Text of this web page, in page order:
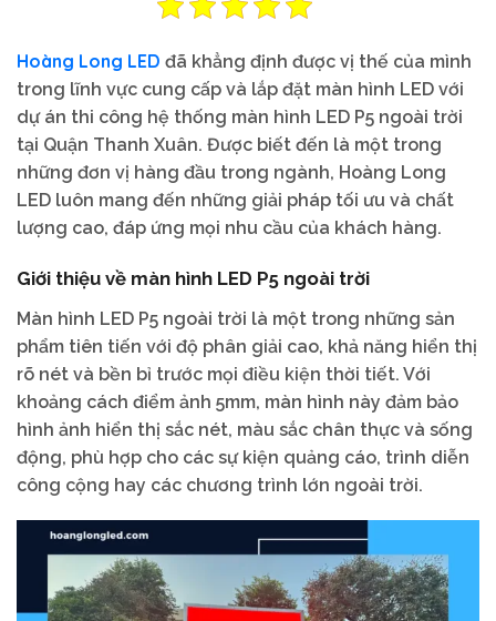
Hoàng Long LED đã khẳng định được vị thế của mình
trong lĩnh vực cung cấp và lắp đặt màn hình LED với
dự án thi công hệ thống màn hình LED P5 ngoài trời
tại Quận Thanh Xuân. Được biết đến là một trong
những đơn vị hàng đầu trong ngành, Hoàng Long
LED luôn mang đến những giải pháp tối ưu và chất
lượng cao, đáp ứng mọi nhu cầu của khách hàng.
Giới thiệu về màn hình LED P5 ngoài trời
Màn hình LED P5 ngoài trời là một trong những sản
phẩm tiên tiến với độ phân giải cao, khả năng hiển thị
rõ nét và bền bỉ trước mọi điều kiện thời tiết. Với
khoảng cách điểm ảnh 5mm, màn hình này đảm bảo
hình ảnh hiển thị sắc nét, màu sắc chân thực và sống
động, phù hợp cho các sự kiện quảng cáo, trình diễn
công cộng hay các chương trình lớn ngoài trời.